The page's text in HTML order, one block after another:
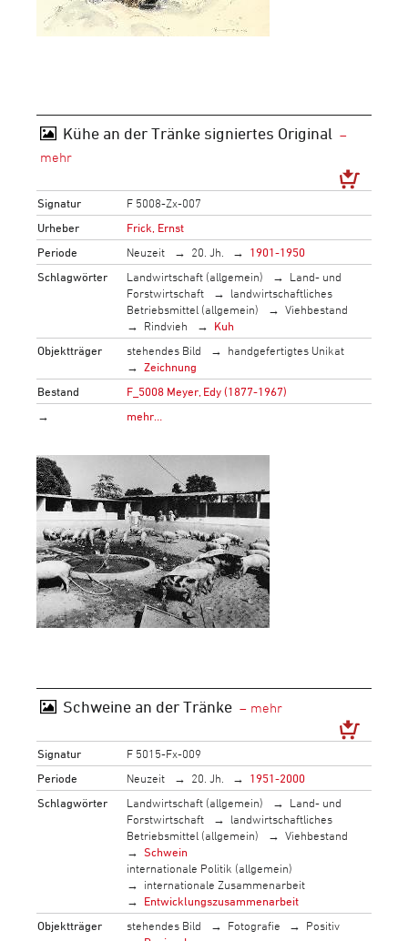
Kühe an der Tränke signiertes Original
Signatur
F 5008-Zx-007
Urheber
Frick, Ernst
Periode
Neuzeit 20. Jh.
1901-1950
Schlagwörter
Landwirtschaft (allgemein)
Land- und
Forstwirtschaft
landwirtschaftliches
Betriebsmittel (allgemein)
Viehbestand
Rindvieh
Kuh
Objektträger
stehendes Bild
handgefertigtes Unikat
Zeichnung
Bestand
F_5008 Meyer, Edy (1877-1967)
→
mehr…
Schweine an der Tränke
Signatur
F 5015-Fx-009
Periode
Neuzeit 20. Jh.
1951-2000
Schlagwörter
Landwirtschaft (allgemein)
Land- und
Forstwirtschaft
landwirtschaftliches
Betriebsmittel (allgemein)
Viehbestand
Schwein
internationale Politik (allgemein)
internationale Zusammenarbeit
Entwicklungszusammenarbeit
Objektträger
stehendes Bild Fotografie
Positiv